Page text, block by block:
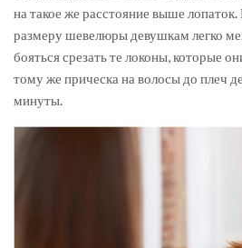
на такое же расстояние выше
размеру шевелюры девушкам легко
бояться срезать те локоны, которые
тому же прическа на волосы до плеч
минуты.